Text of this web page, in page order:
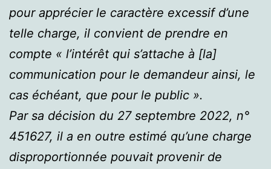
pour apprécier le caractère excessif d’une
telle charge, il convient de prendre en
compte « l’intérêt qui s’attache à [la]
communication pour le demandeur ainsi, le
cas échéant, que pour le public ».
Par sa décision du 27 septembre 2022, n°
451627, il a en outre estimé qu’une charge
disproportionnée pouvait provenir de